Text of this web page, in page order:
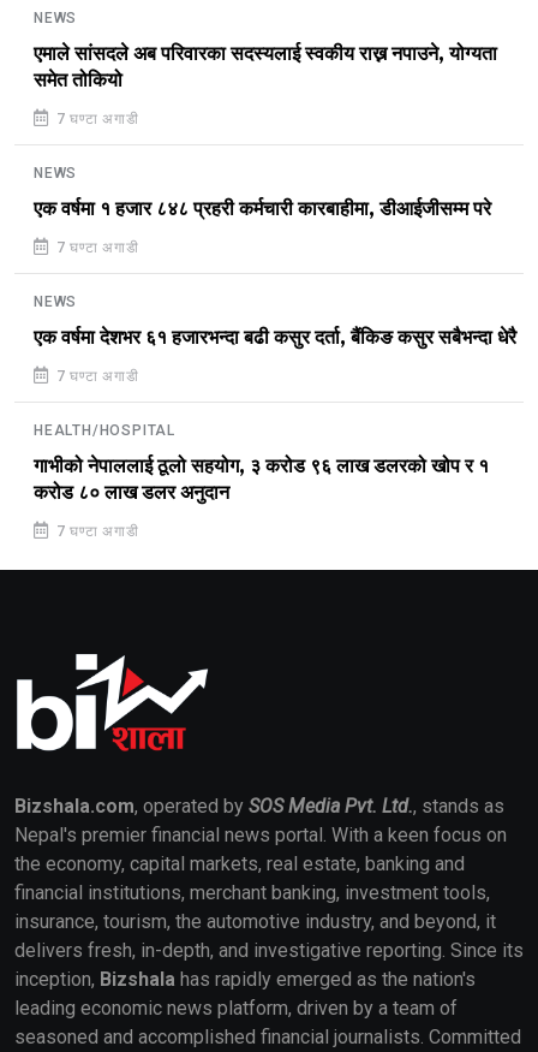
NEWS
एमाले सांसदले अब परिवारका सदस्यलाई स्वकीय राख्न नपाउने, योग्यता
समेत तोकियो
7 घण्टा अगाडी
NEWS
एक वर्षमा १ हजार ८४८ प्रहरी कर्मचारी कारबाहीमा, डीआईजीसम्म परे
7 घण्टा अगाडी
NEWS
एक वर्षमा देशभर ६१ हजारभन्दा बढी कसुर दर्ता, बैंकिङ कसुर सबैभन्दा धेरै
7 घण्टा अगाडी
HEALTH/HOSPITAL
गाभीको नेपाललाई ठूलो सहयोग, ३ करोड ९६ लाख डलरको खोप र १
करोड ८० लाख डलर अनुदान
7 घण्टा अगाडी
Bizshala.com, operated by SOS Media Pvt. Ltd., stands as
Nepal's premier financial news portal. With a keen focus on
the economy, capital markets, real estate, banking and
financial institutions, merchant banking, investment tools,
insurance, tourism, the automotive industry, and beyond, it
delivers fresh, in-depth, and investigative reporting. Since its
inception, Bizshala has rapidly emerged as the nation's
leading economic news platform, driven by a team of
seasoned and accomplished financial journalists. Committed